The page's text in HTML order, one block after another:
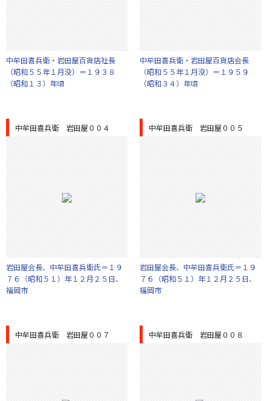
中牟田喜兵衛・岩田屋百貨店社長
（昭和５５年１月没）＝１９３８
（昭和１３）年頃
中牟田喜兵衛・岩田屋百貨店会長
（昭和５５年１月没）＝１９５９
（昭和３４）年頃
中牟田喜兵衛 岩田屋００４
岩田屋会長、中牟田喜兵衛氏＝１９
７６（昭和５１）年１２月２５日、
福岡市
中牟田喜兵衛 岩田屋００５
岩田屋会長、中牟田喜兵衛氏＝１９
７６（昭和５１）年１２月２５日、
福岡市
中牟田喜兵衛 岩田屋００７ 中牟田喜兵衛 岩田屋００８